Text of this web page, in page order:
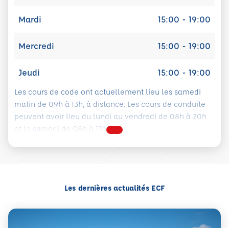
Mardi 15:00 - 19:00
Mercredi 15:00 - 19:00
Jeudi 15:00 - 19:00
Les cours de code ont actuellement lieu les samedi
matin de 09h à 13h, à distance. Les cours de conduite
peuvent avoir lieu du lundi au vendredi de 08h à 20h
et le samedi de 08h à 17h
Les dernières actualités ECF